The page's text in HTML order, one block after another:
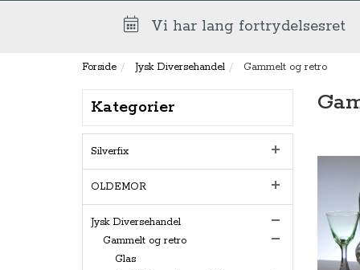
Vi har lang fortrydelsesret
Forside Jysk Diversehandel Gammelt og retro
Kategorier
Silverfix
OLDEMOR
Jysk Diversehandel
Gammelt og retro
Glas